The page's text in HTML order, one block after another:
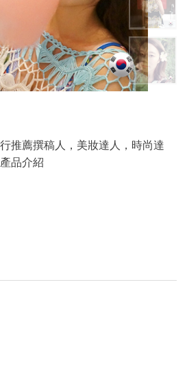
推薦撰稿人，美妝達人，時尚達
品介紹